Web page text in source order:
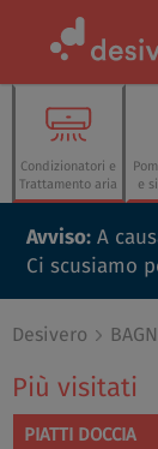
Condizionatori e
Trattamento aria
e
Avviso: A
Ci scusiamo
Desivero
Più visitati
PIATTI DOCCIA